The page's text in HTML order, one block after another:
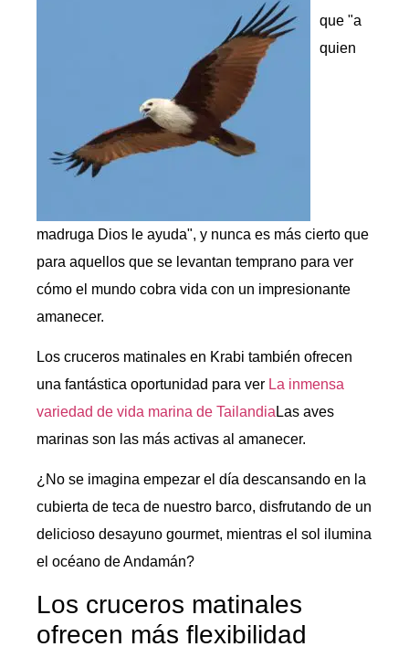
que "a
quien
madruga Dios le ayuda", y nunca es más cierto que
para aquellos que se levantan temprano para ver
cómo el mundo cobra vida con un impresionante
amanecer.
Los cruceros matinales en Krabi también ofrecen
una fantástica oportunidad para ver La inmensa
variedad de vida marina de Tailandia Las aves
marinas son las más activas al amanecer.
¿No se imagina empezar el día descansando en la
cubierta de teca de nuestro barco, disfrutando de un
delicioso desayuno gourmet, mientras el sol ilumina
el océano de Andamán?
Los cruceros matinales
ofrecen más flexibilidad